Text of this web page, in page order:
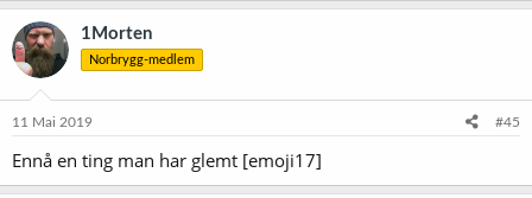
a
k
s
j
o
e
:
1Morten
Norbrygg-medlem
11 Mai 2019 #45
Ennå en ting man har glemt [emoji17]